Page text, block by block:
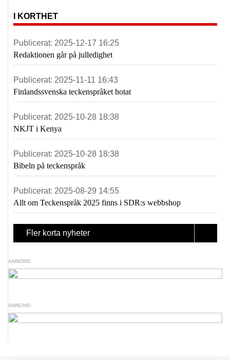
I KORTHET
Publicerat: 2025-12-17 16:25
Redaktionen går på julledighet
Publicerat: 2025-11-11 16:43
Finlandssvenska teckenspråket hotat
Publicerat: 2025-10-28 18:38
NKJT i Kenya
Publicerat: 2025-10-28 18:38
Bibeln på teckenspråk
Publicerat: 2025-08-29 14:55
Allt om Teckenspråk 2025 finns i SDR:s webbshop
Fler korta nyheter
ANNONS:
ANNONS: